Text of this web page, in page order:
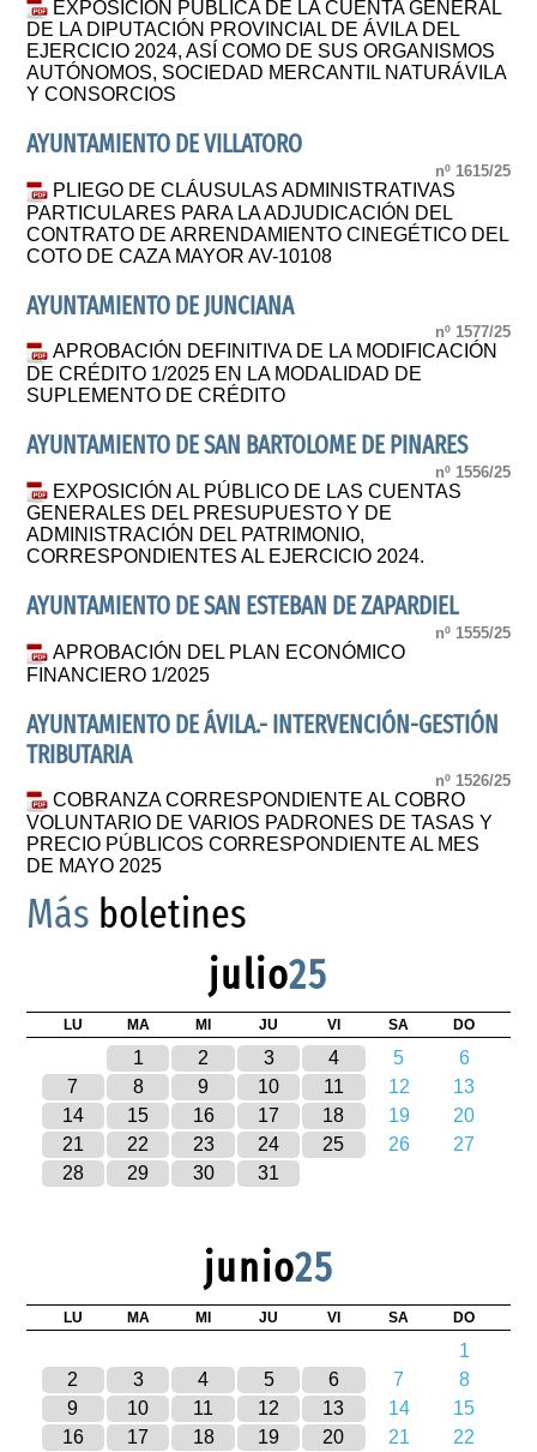
EXPOSICIÓN PÚBLICA DE LA CUENTA GENERAL
DE LA DIPUTACIÓN PROVINCIAL DE ÁVILA DEL
EJERCICIO 2024, ASÍ COMO DE SUS ORGANISMOS
AUTÓNOMOS, SOCIEDAD MERCANTIL NATURÁVILA
Y CONSORCIOS
AYUNTAMIENTO DE VILLATORO
nº 1615/25
PLIEGO DE CLÁUSULAS ADMINISTRATIVAS
PARTICULARES PARA LA ADJUDICACIÓN DEL
CONTRATO DE ARRENDAMIENTO CINEGÉTICO DEL
COTO DE CAZA MAYOR AV-10108
AYUNTAMIENTO DE JUNCIANA
nº 1577/25
APROBACIÓN DEFINITIVA DE LA MODIFICACIÓN
DE CRÉDITO 1/2025 EN LA MODALIDAD DE
SUPLEMENTO DE CRÉDITO
AYUNTAMIENTO DE SAN BARTOLOME DE PINARES
nº 1556/25
EXPOSICIÓN AL PÚBLICO DE LAS CUENTAS
GENERALES DEL PRESUPUESTO Y DE
ADMINISTRACIÓN DEL PATRIMONIO,
CORRESPONDIENTES AL EJERCICIO 2024.
AYUNTAMIENTO DE SAN ESTEBAN DE ZAPARDIEL
nº 1555/25
APROBACIÓN DEL PLAN ECONÓMICO
FINANCIERO 1/2025
AYUNTAMIENTO DE ÁVILA.- INTERVENCIÓN-GESTIÓN
TRIBUTARIA
nº 1526/25
COBRANZA CORRESPONDIENTE AL COBRO
VOLUNTARIO DE VARIOS PADRONES DE TASAS Y
PRECIO PÚBLICOS CORRESPONDIENTE AL MES
DE MAYO 2025
Más boletines
julio25
LU MA MI JU VI SA DO
1 2 3 4 5
6
7
8 9 10 11 12
13
14
15 16 17 18 19
20
21
22 23 24 25 26
27
28
29 30 31
junio25
LU MA MI JU VI SA DO
1
2
3 4 5 6 7
8
9
10 11 12 13 14
15
16
17 18 19 20 21
22